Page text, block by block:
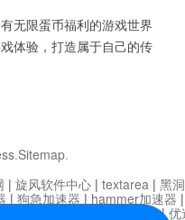
限蛋币福利的游戏世界
体验，打造属于自己的传
.Sitemap.
| 旋风软件中心 | textarea | 黑
| 狗急加速器 | hammer加速器
迷雾通|优